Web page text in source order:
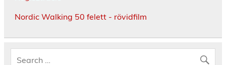
Nordic Walking 50 felett - rövidfilm